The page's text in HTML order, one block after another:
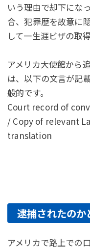
いう理由で却下にな
合、犯罪歴を故意に
して一生涯ビザの取
アメリカ大使館から
は、以下の文言が記
般的です。
Court record of
/ Copy of relevant
translation
逮捕されたの
アメリカで路上での